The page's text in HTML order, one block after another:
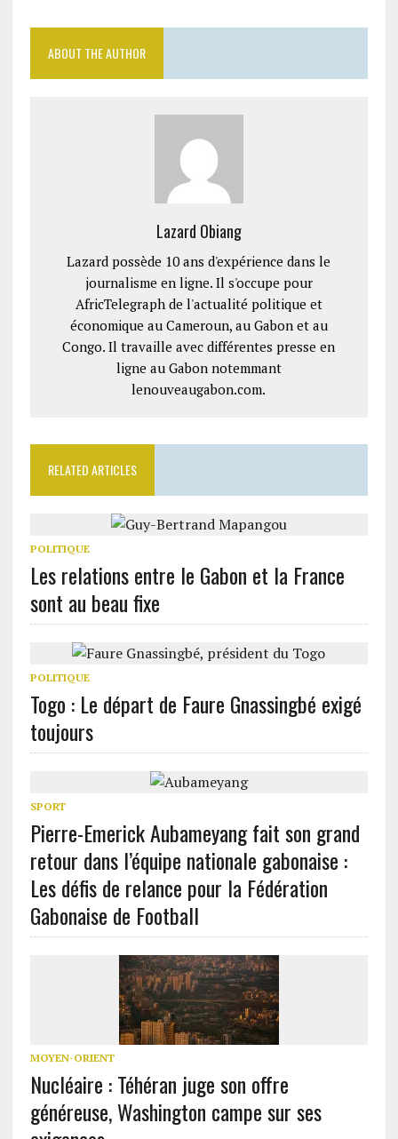
ABOUT THE AUTHOR
Lazard Obiang
Lazard possède 10 ans d'expérience dans le
journalisme en ligne. Il s'occupe pour
AfricTelegraph de l'actualité politique et
économique au Cameroun, au Gabon et au
Congo. Il travaille avec différentes presse en
ligne au Gabon notemmant
lenouveaugabon.com.
RELATED ARTICLES
POLITIQUE
Les relations entre le Gabon et la France
sont au beau fixe
POLITIQUE
Togo : Le départ de Faure Gnassingbé exigé
toujours
SPORT
Pierre-Emerick Aubameyang fait son grand
retour dans l’équipe nationale gabonaise :
Les défis de relance pour la Fédération
Gabonaise de Football
MOYEN-ORIENT
Nucléaire : Téhéran juge son offre
généreuse, Washington campe sur ses